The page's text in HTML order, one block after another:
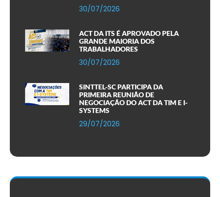
30/07/2026
ACT DA ITS É APROVADO PELA
GRANDE MAIORIA DOS
TRABALHADORES
30/07/2026
SINTTEL-SC PARTICIPA DA
PRIMEIRA REUNIÃO DE
NEGOCIAÇÃO DO ACT DA TIM E I-
SYSTEMS
29/07/2026